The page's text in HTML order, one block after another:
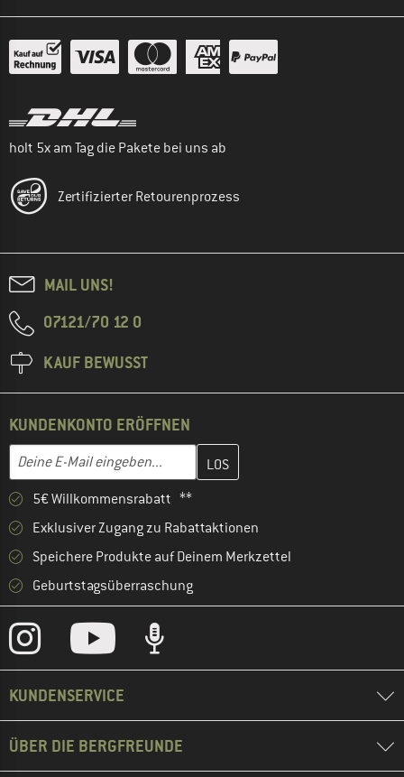
holt 5x am Tag die Pakete bei uns ab
Zertifizierter Retourenprozess
MAIL UNS!
07121/70 12 0
KAUF BEWUSST
KUNDENKONTO ERÖFFNEN
E-Mail-Adresse
Gib hier deine E-Mail-Adresse ein und erstelle im nächsten
5€ Willkommensrabatt **
Exklusiver Zugang zu Rabattaktionen
Speichere Produkte auf Deinem Merkzettel
Geburtstagsüberraschung
KUNDENSERVICE
ÜBER DIE BERGFREUNDE